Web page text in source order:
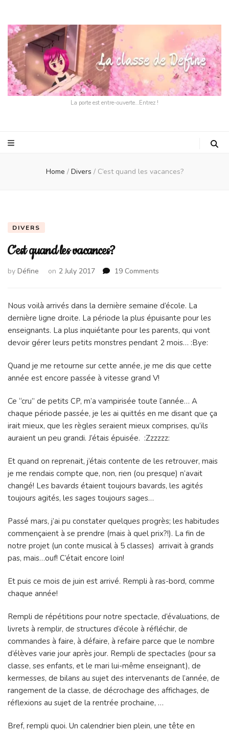
La porte est entre-ouverte…Entrez !
Home / Divers / C’est quand les vacances?
DIVERS
C’est quand les vacances?
by Défine on 2 July 2017 19 Comments
les
vacances?
Nous voilà arrivés dans la dernière semaine d’école. La
dernière ligne droite. La période la plus épuisante pour les
enseignants. La plus inquiétante pour les parents, qui vont
devoir gérer leurs petits monstres pendant 2 mois… :Bye:
Quand je me retourne sur cette année, je me dis que cette
année est encore passée à vitesse grand V!
Ce “cru” de petits CP, m’a vampirisée toute l’année… A
chaque période passée, je les ai quittés en me disant que ça
irait mieux, que les règles seraient mieux comprises, qu’ils
auraient un peu grandi. J’étais épuisée. :Zzzzzz:
Et quand on reprenait, j’étais contente de les retrouver, mais
je me rendais compte que, non, rien (ou presque) n’avait
changé! Les bavards étaient toujours bavards, les agités
toujours agités, les sages toujours sages…
Passé mars, j’ai pu constater quelques progrès; les habitudes
commençaient à se prendre (mais à quel prix?!). La fin de
notre projet (un conte musical à 5 classes) arrivait à grands
pas, mais…ouf! C’était encore loin!
Et puis ce mois de juin est arrivé. Rempli à ras-bord, comme
chaque année!
Rempli de répétitions pour notre spectacle, d’évaluations, de
livrets à remplir, de structures d’école à réfléchir, de
commandes à faire, à défaire, à refaire parce que le nombre
d’élèves varie jour après jour. Rempli de spectacles (pour sa
classe, ses enfants, et le mari lui-même enseignant), de
kermesses, de bilans au sujet des intervenants de l’année, de
rangement de la classe, de décrochage des affichages, de
réflexions au sujet de la rentrée prochaine, …
Bref, rempli quoi. Un calendrier bien plein, une tête en